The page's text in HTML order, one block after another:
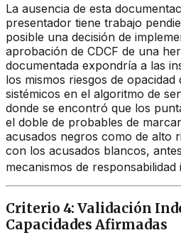
La ausencia de esta
presentador tiene trabajo
posible una decisión de
aprobación de CDCF de una
documentada expondría a las
los mismos riesgos de
sistémicos en el algoritmo de
donde se encontró que los
el doble de probables de
acusados negros como de alto
con los acusados blancos,
mecanismos de responsabilidad
Criterio 4: Validación
Capacidades Afirmadas